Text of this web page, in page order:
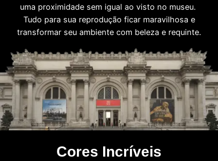
uma proximidade sem igual ao visto no museu.
Tudo para sua reprodução ficar maravilhosa e
transformar seu ambiente com beleza e requinte.
Cores Incríveis